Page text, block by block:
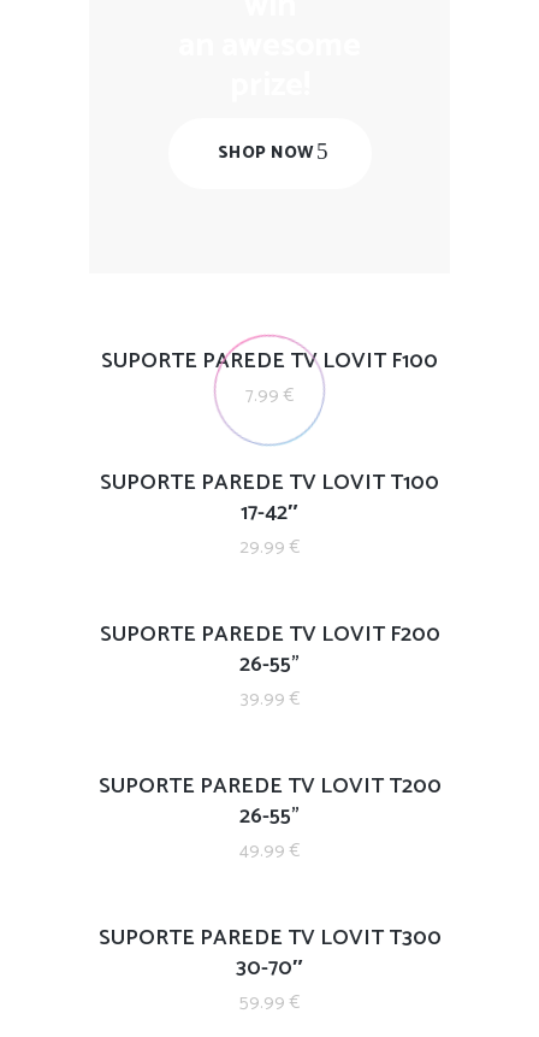
SHOP NOW
SUPORTE PAREDE TV LOVIT F100
7.99 €
SUPORTE PAREDE TV LOVIT T100
17-42″
29.99 €
SUPORTE PAREDE TV LOVIT F200
26-55”
39.99 €
SUPORTE PAREDE TV LOVIT T200
26-55”
49.99 €
SUPORTE PAREDE TV LOVIT T300
30-70″
59.99 €